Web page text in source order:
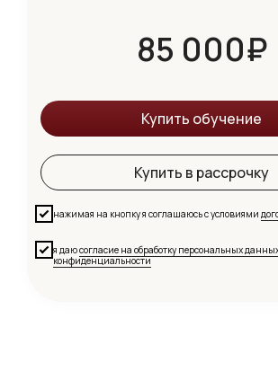
85 000₽
Купить в рассрочку
Купить обучение
нажимая на кнопку я соглашаюсь с условиями
я даюсогласие на обработку персональных
конфиденциальности